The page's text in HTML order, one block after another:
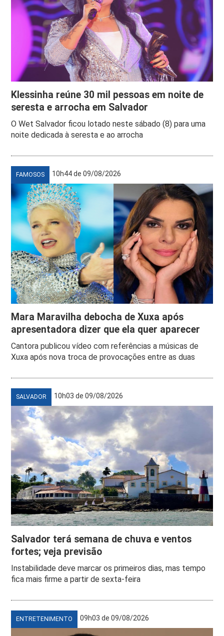
Klessinha reúne 30 mil pessoas em noite de
seresta e arrocha em Salvador
O Wet Salvador ficou lotado neste sábado (8) para uma
noite dedicada à seresta e ao arrocha
FAMOSOS 10h44 de 09/08/2026
Mara Maravilha debocha de Xuxa após
apresentadora dizer que ela quer aparecer
Cantora publicou vídeo com referências a músicas de
Xuxa após nova troca de provocações entre as duas
SALVADOR 10h03 de 09/08/2026
Salvador terá semana de chuva e ventos
fortes; veja previsão
Instabilidade deve marcar os primeiros dias, mas tempo
fica mais firme a partir de sexta-feira
ENTRETENIMENTO 09h03 de 09/08/2026